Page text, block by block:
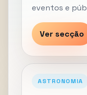
eventos e
Ver secção
ASTRONOMIA